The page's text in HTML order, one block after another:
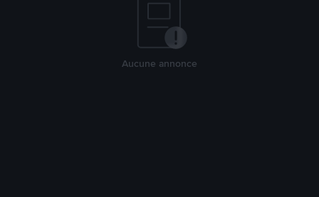
Aucune annonce